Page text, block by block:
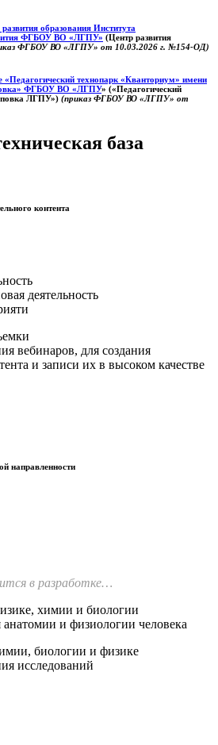
образования Института
ФГБОУ ВО «ЛГПУ» (Центр развития
ФГБОУ ВО «ЛГПУ» от 10.03.2026 г. №154-ОД)
технопарк «Кванториум» имени
ФГБОУ ВО «ЛГПУ» («Педагогический
ЛГПУ») (приказ ФГБОУ ВО «ЛГПУ» от
база
контента
деятельность
вебинаров, для создания
и записи их в высоком качестве
направленности
в разработке…
химии и биологии
анатомии и физиологии человека
биологии и физике
исследований